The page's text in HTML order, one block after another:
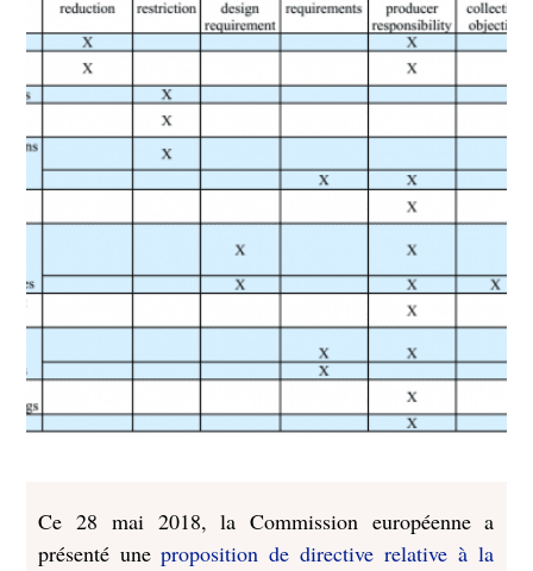
Ce 28 mai 2018, la Commission européenne a
présenté uneproposition de directive relative à la